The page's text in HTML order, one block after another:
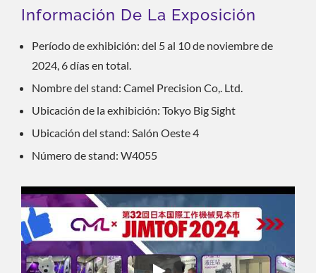
Información De La Exposición
Período de exhibición: del 5 al 10 de noviembre de
2024, 6 días en total.
Nombre del stand: Camel Precision Co,. Ltd.
Ubicación de la exhibición: Tokyo Big Sight
Ubicación del stand: Salón Oeste 4
Número de stand: W4055